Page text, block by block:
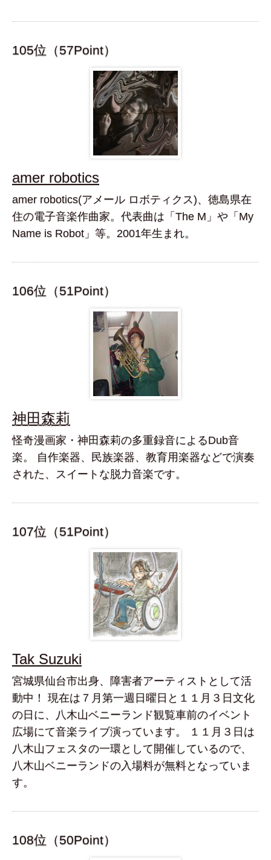
105位（57Point）
amer robotics
amer robotics(アメール ロボティクス)、徳島県在
住の電子音楽作曲家。代表曲は「The M」や「My
Name is Robot」等。2001年生まれ。
106位（51Point）
神田森莉
怪奇漫画家・神田森莉の多重録音によるDub音
楽。 自作楽器、民族楽器、教育用楽器などで演奏
された、スイートな脱力音楽です。
107位（51Point）
Tak Suzuki
宮城県仙台市出身、障害者アーティストとして活
動中！ 現在は７月第一週日曜日と１１月３日文化
の日に、八木山ベニーランド観覧車前のイベント
広場にて音楽ライブ演っています。 １１月３日は
八木山フェスタの一環として開催しているので、
八木山ベニーランドの入場料が無料となっていま
す。
108位（50Point）